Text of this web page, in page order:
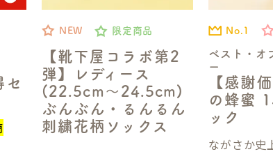
セ
【靴下屋コラボ第2
弾】レディース
(22.5cm～24.5cm)
ぶんぶん・るんるん
刺繍花柄ソックス
NEW 限定商品
ベスト・オ
ー
【感謝
の蜂蜜
ック
No.1
ながさか史